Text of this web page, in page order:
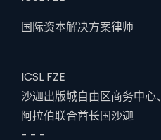
国际资本解决方案律师
ICSL FZE
沙迦出版城自由区商务中心、
阿拉伯联合酋长国沙迦
- - -